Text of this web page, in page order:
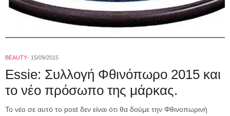
BEAUTY 15/09/2015
Essie: Συλλογή Φθινόπωρο 2015 και
το νέο πρόσωπο της μάρκας.
Το νέο σε αυτό το post δεν είναι ότι θα δούμε την Φθινοπωρινή